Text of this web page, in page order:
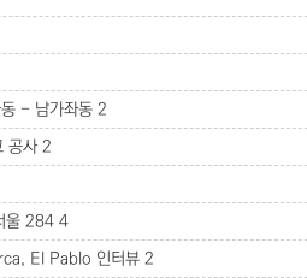
- 남가좌동 2
공사 2
울 284 4
El Pablo 인터뷰 2